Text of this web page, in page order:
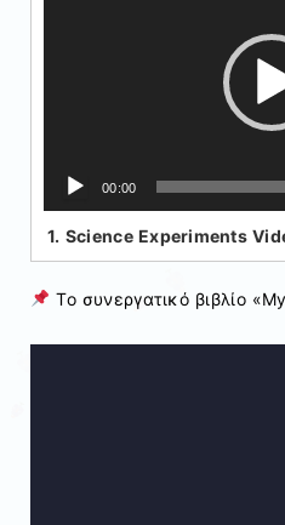
00:00
1. Science Experiments
Το συνεργατικό βιβλίο